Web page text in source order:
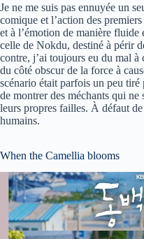
Je ne me suis pas ennuyée un
comique et l’action des
et à l’émotion de manière
celle de Nokdu, destiné à périr
contre, j’ai toujours eu du mal
du côté obscur de la force à
scénario était parfois un peu
de montrer des méchants qui ne
leurs propres failles. À défaut
humains.
When the Camellia blooms